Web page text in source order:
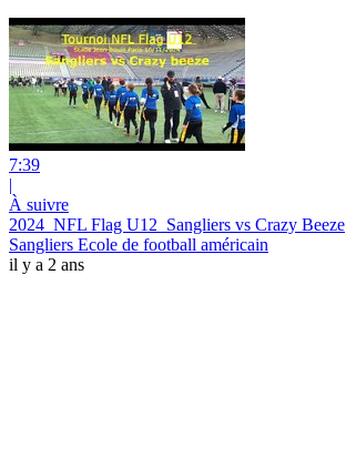
7:39
|
À suivre
2024_NFL Flag U12_Sangliers vs Crazy Beeze
Sangliers Ecole de football américain
il y a 2 ans